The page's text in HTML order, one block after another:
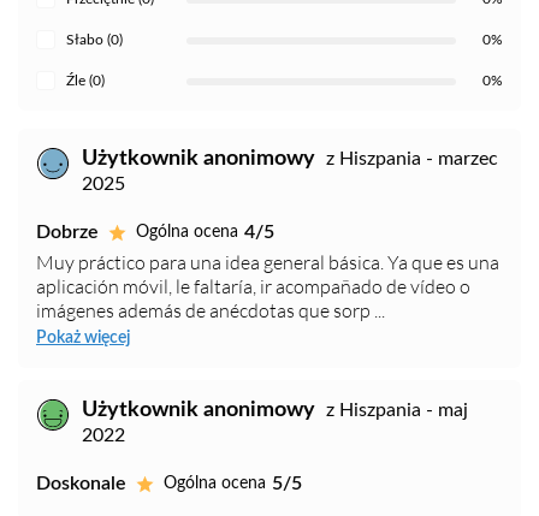
Słabo (0) 0%
Źle (0) 0%
Użytkownik anonimowy z Hiszpania - marzec
2025
Dobrze Ogólna ocena 4/5
Muy práctico para una idea general básica. Ya que es una
aplicación móvil, le faltaría, ir acompañado de vídeo o
imágenes además de anécdotas que sorp ...
Pokaż więcej
Użytkownik anonimowy z Hiszpania - maj
2022
Doskonale Ogólna ocena 5/5